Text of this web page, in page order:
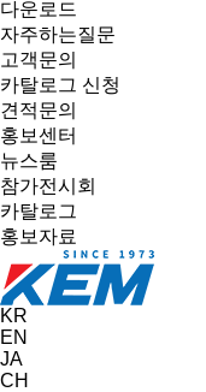
다운로드
자주하는질문
고객문의
카탈로그 신청
견적문의
홍보센터
뉴스룸
참가전시회
카탈로그
홍보자료
KR
EN
JA
CH